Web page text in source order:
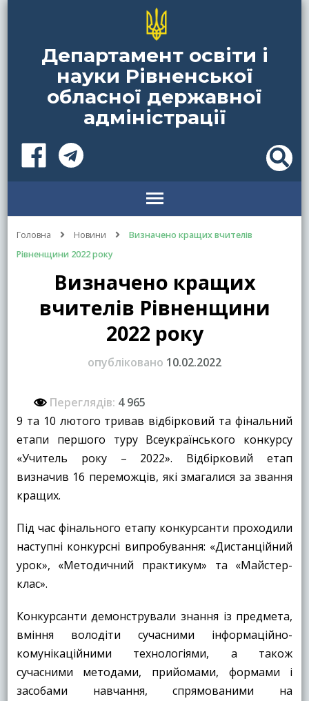
Департамент освіти і
науки Рівненської
обласної державної
адміністрації
Головна Новини
Визначено кращих вчителів
Рівненщини 2022 року
Визначено кращих
вчителів Рівненщини
2022 року
опубліковано 10.02.2022
Переглядів: 4 965
9 та 10 лютого тривав відбірковий та фінальний
етапи першого туру Всеукраїнського конкурсу
«Учитель року – 2022». Відбірковий етап
визначив 16 переможців, які змагалися за звання
кращих.
Під час фінального етапу конкурсанти проходили
наступні конкурсні випробування: «Дистанційний
урок», «Методичний практикум» та «Майстер-
клас».
Конкурсанти демонстрували знання із предмета,
вміння володіти сучасними інформаційно-
комунікаційними технологіями, а також
сучасними методами, прийомами, формами і
засобами навчання, спрямованими на